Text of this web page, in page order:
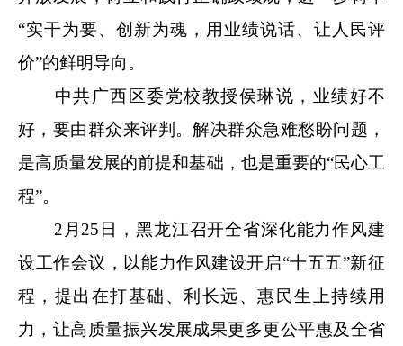
“实干为要、创新为魂，用业绩说话、让人民评
价”的鲜明导向。
中共广西区委党校教授侯琳说，业绩好不
好，要由群众来评判。解决群众急难愁盼问题，
是高质量发展的前提和基础，也是重要的“民心工
程”。
2月25日，黑龙江召开全省深化能力作风建
设工作会议，以能力作风建设开启“十五五”新征
程，提出在打基础、利长远、惠民生上持续用
力，让高质量振兴发展成果更多更公平惠及全省